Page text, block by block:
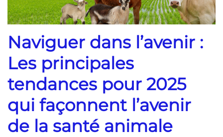
Naviguer dans l’avenir :
Les principales
tendances pour 2025
qui façonnent l’avenir
de la santé animale